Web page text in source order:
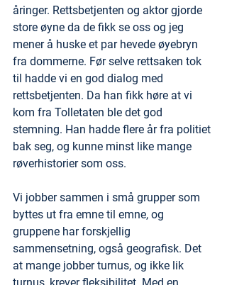
åringer. Rettsbetjenten og aktor gjorde
store øyne da de fikk se oss og jeg
mener å huske et par hevede øyebryn
fra dommerne. Før selve rettsaken tok
til hadde vi en god dialog med
rettsbetjenten. Da han fikk høre at vi
kom fra Tolletaten ble det god
stemning. Han hadde flere år fra politiet
bak seg, og kunne minst like mange
røverhistorier som oss.
Vi jobber sammen i små grupper som
byttes ut fra emne til emne, og
gruppene har forskjellig
sammensetning, også geografisk. Det
at mange jobber turnus, og ikke lik
turnus, krever fleksibilitet. Med en